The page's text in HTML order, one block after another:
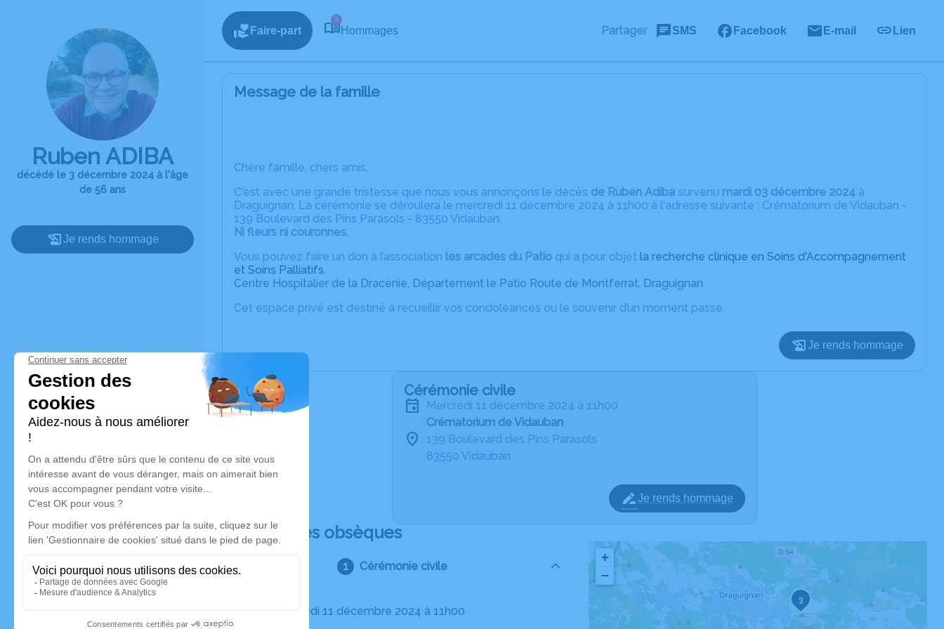
Ruben ADIBA
décédé le 3 décembre 2024 à l'âge
de 56 ans
Je rends hommage
Faire-part
9
Hommages Partager SMS Facebook E-mail Lien
Message de la famille
Chère famille, chers amis,
C'est avec une grande tristesse que nous vous annonçons le décès de Ruben Adiba survenu mardi 03 décembre 2024 à
Draguignan. La cérémonie se déroulera le mercredi 11 décembre 2024 à 11h00 à l'adresse suivante : Crématorium de Vidauban -
139 Boulevard des Pins Parasols - 83550 Vidauban.
Ni fleurs ni couronnes.
Vous pouvez faire un don à l’association les arcades du Patio qui a pour objet la recherche clinique en Soins d'Accompagnement
et Soins Palliatifs.
Centre Hospitalier de la Dracénie, Département le Patio Route de Montferrat, Draguignan
Cet espace privé est destiné à recueillir vos condoléances ou le souvenir d’un moment passé.
Je rends hommage
Cérémonie civile
mercredi 11 décembre 2024 à 11h00
Crématorium de Vidauban
139 Boulevard des Pins Parasols
83550 Vidauban
Je rends hommage
Déroulé des obsèques
Cérémonie civile
Le mercredi 11 décembre 2024 à 11h00
3
+
−